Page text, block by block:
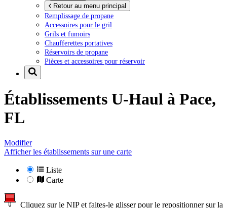
Retour au menu principal
Remplissage de propane
Accessoires pour le gril
Grils et fumoirs
Chaufferettes portatives
Réservoirs de propane
Pièces et accessoires pour réservoir
Établissements U-Haul à Pace,
FL
Modifier
Afficher les établissements sur une carte
Liste
Carte
Cliquez sur le NIP et faites-le glisser pour le repositionner sur la